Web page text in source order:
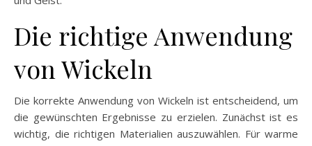
Die richtige Anwendung
von Wickeln
Die korrekte Anwendung von Wickeln ist entscheidend, um
die gewünschten Ergebnisse zu erzielen. Zunächst ist es
wichtig, die richtigen Materialien auszuwählen. Für warme